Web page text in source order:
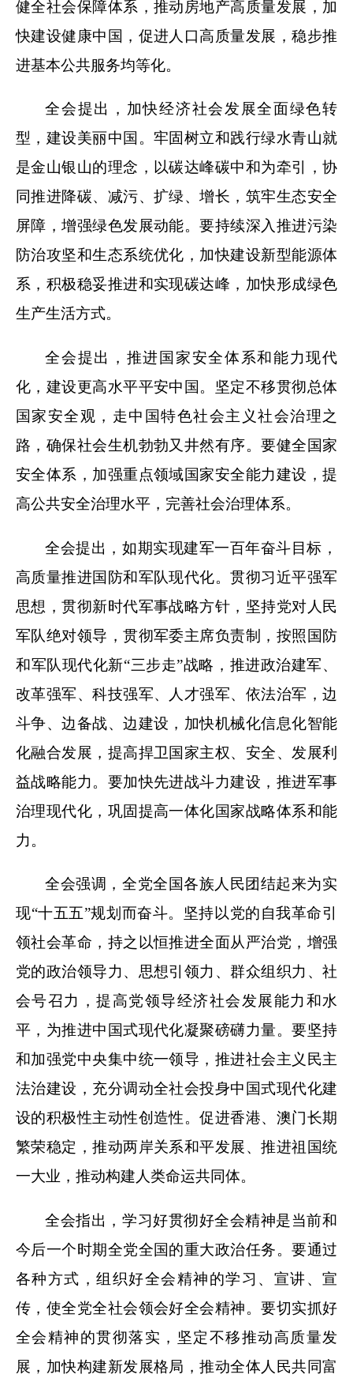
健全社会保障体系，推动房地产高质量发展，加
快建设健康中国，促进人口高质量发展，稳步推
进基本公共服务均等化。
全会提出，加快经济社会发展全面绿色转
型，建设美丽中国。牢固树立和践行绿水青山就
是金山银山的理念，以碳达峰碳中和为牵引，协
同推进降碳、减污、扩绿、增长，筑牢生态安全
屏障，增强绿色发展动能。要持续深入推进污染
防治攻坚和生态系统优化，加快建设新型能源体
系，积极稳妥推进和实现碳达峰，加快形成绿色
生产生活方式。
全会提出，推进国家安全体系和能力现代
化，建设更高水平平安中国。坚定不移贯彻总体
国家安全观，走中国特色社会主义社会治理之
路，确保社会生机勃勃又井然有序。要健全国家
安全体系，加强重点领域国家安全能力建设，提
高公共安全治理水平，完善社会治理体系。
全会提出，如期实现建军一百年奋斗目标，
高质量推进国防和军队现代化。贯彻习近平强军
思想，贯彻新时代军事战略方针，坚持党对人民
军队绝对领导，贯彻军委主席负责制，按照国防
和军队现代化新“三步走”战略，推进政治建军、
改革强军、科技强军、人才强军、依法治军，边
斗争、边备战、边建设，加快机械化信息化智能
化融合发展，提高捍卫国家主权、安全、发展利
益战略能力。要加快先进战斗力建设，推进军事
治理现代化，巩固提高一体化国家战略体系和能
力。
全会强调，全党全国各族人民团结起来为实
现“十五五”规划而奋斗。坚持以党的自我革命引
领社会革命，持之以恒推进全面从严治党，增强
党的政治领导力、思想引领力、群众组织力、社
会号召力，提高党领导经济社会发展能力和水
平，为推进中国式现代化凝聚磅礴力量。要坚持
和加强党中央集中统一领导，推进社会主义民主
法治建设，充分调动全社会投身中国式现代化建
设的积极性主动性创造性。促进香港、澳门长期
繁荣稳定，推动两岸关系和平发展、推进祖国统
一大业，推动构建人类命运共同体。
全会指出，学习好贯彻好全会精神是当前和
今后一个时期全党全国的重大政治任务。要通过
各种方式，组织好全会精神的学习、宣讲、宣
传，使全党全社会领会好全会精神。要切实抓好
全会精神的贯彻落实，坚定不移推动高质量发
展，加快构建新发展格局，推动全体人民共同富